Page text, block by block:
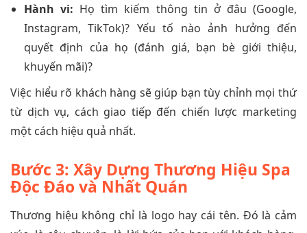
Hành vi: Họ tìm kiếm thông tin ở đâu (Google,
Instagram, TikTok)? Yếu tố nào ảnh hưởng đến
quyết định của họ (đánh giá, bạn bè giới thiệu,
khuyến mãi)?
Việc hiểu rõ khách hàng sẽ giúp bạn tùy chỉnh mọi thứ
từ dịch vụ, cách giao tiếp đến chiến lược marketing
một cách hiệu quả nhất.
Bước 3: Xây Dựng Thương Hiệu Spa
Độc Đáo và Nhất Quán
Thương hiệu không chỉ là logo hay cái tên. Đó là cảm